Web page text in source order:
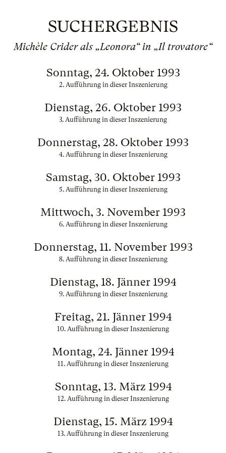
SUCHERGEBNIS
Michèle Crider als „Leonora“ in „Il trovatore“
Sonntag, 24. Oktober 1993
2. Aufführung in dieser Inszenierung
Dienstag, 26. Oktober 1993
3. Aufführung in dieser Inszenierung
Donnerstag, 28. Oktober 1993
4. Aufführung in dieser Inszenierung
Samstag, 30. Oktober 1993
5. Aufführung in dieser Inszenierung
Mittwoch, 3. November 1993
6. Aufführung in dieser Inszenierung
Donnerstag, 11. November 1993
8. Aufführung in dieser Inszenierung
Dienstag, 18. Jänner 1994
9. Aufführung in dieser Inszenierung
Freitag, 21. Jänner 1994
10. Aufführung in dieser Inszenierung
Montag, 24. Jänner 1994
11. Aufführung in dieser Inszenierung
Sonntag, 13. März 1994
12. Aufführung in dieser Inszenierung
Dienstag, 15. März 1994
13. Aufführung in dieser Inszenierung